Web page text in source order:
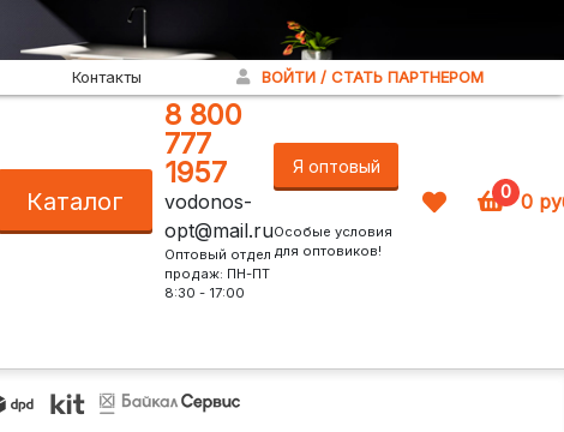
Контакты ВОЙТИ / СТАТЬ ПАРТНЕРОМ
Каталог
8 800
777
1957
vodonos-
opt@mail.ru
Оптовый отдел
продаж: ПН-ПТ
8:30 - 17:00
Я оптовый
Особые условия
для оптовиков!
0 0